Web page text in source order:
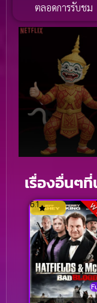
ตลอดการรับชม
เรื่องอื่นๆ
พ
6.1